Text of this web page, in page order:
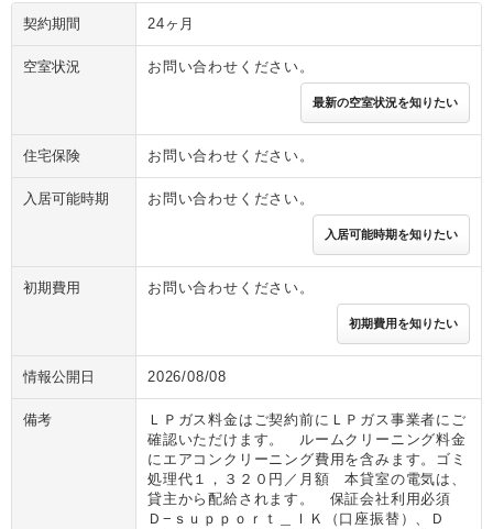
契約期間 24ヶ月
空室状況 お問い合わせください。
最新の空室状況を知りたい
住宅保険 お問い合わせください。
入居可能時期 お問い合わせください。
入居可能時期を知りたい
初期費用 お問い合わせください。
初期費用を知りたい
情報公開日 2026/08/08
備考
ＬＰガス料金はご契約前にＬＰガス事業者にご
確認いただけます。 ルームクリーニング料金
にエアコンクリーニング費用を含みます。ゴミ
処理代１，３２０円／月額 本貸室の電気は、
貸主から配給されます。 保証会社利用必須
Ｄ−ｓｕｐｐｏｒｔ＿ＩＫ（口座振替）、Ｄ